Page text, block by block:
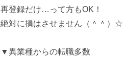
再登録だけ…って方もOK！
絶対に損はさせません（＾＾）☆
▼異業種からの転職多数